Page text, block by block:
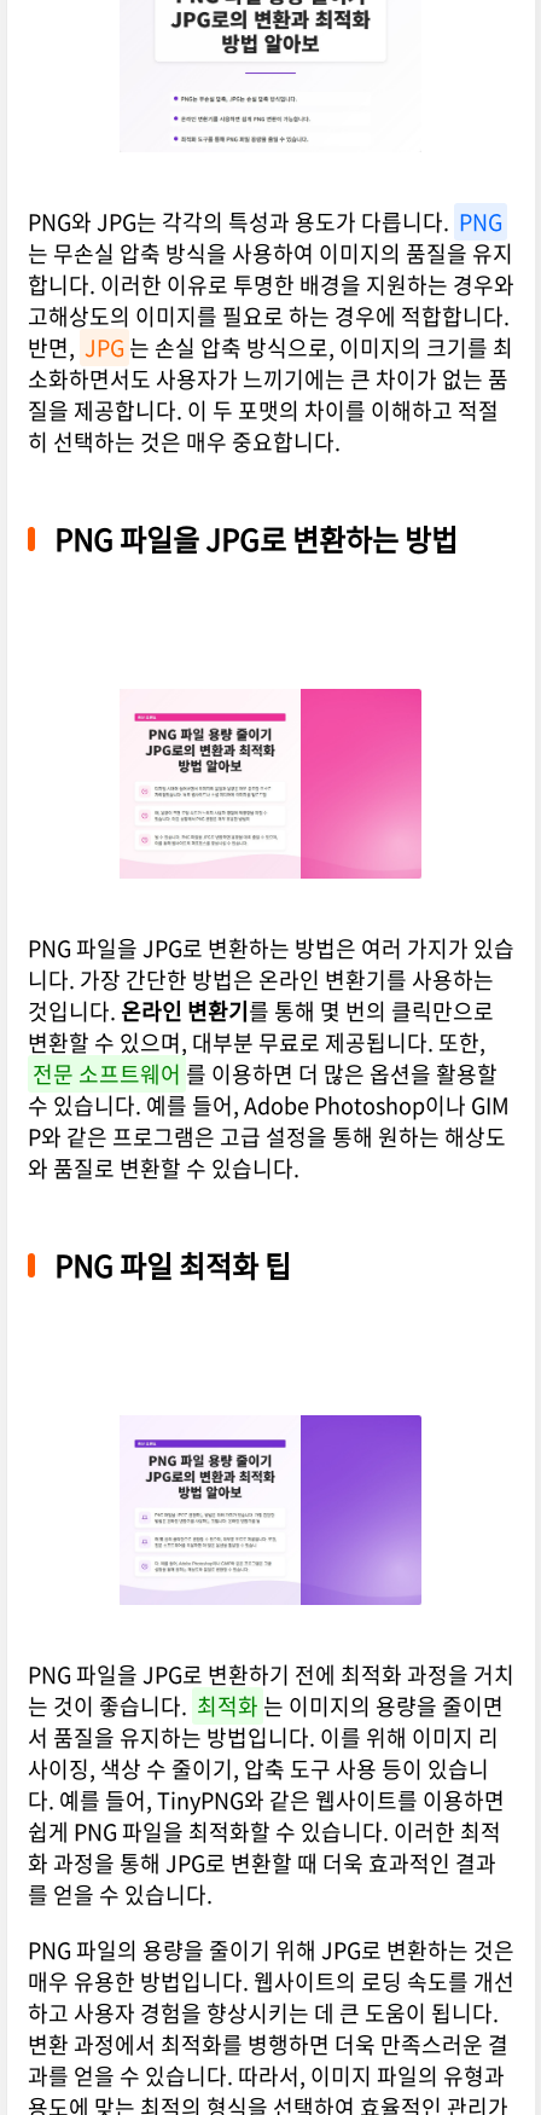
PNG와 JPG는 각각의 특성과 용도가 다릅니다. PNG
는 무손실 압축 방식을 사용하여 이미지의 품질을 유지
합니다. 이러한 이유로 투명한 배경을 지원하는 경우와
고해상도의 이미지를 필요로 하는 경우에 적합합니다.
반면, JPG 는 손실 압축 방식으로, 이미지의 크기를 최
소화하면서도 사용자가 느끼기에는 큰 차이가 없는 품
질을 제공합니다. 이 두 포맷의 차이를 이해하고 적절
히 선택하는 것은 매우 중요합니다.
PNG 파일을 JPG로 변환하는 방법
PNG 파일을 JPG로 변환하는 방법은 여러 가지가 있습
니다. 가장 간단한 방법은 온라인 변환기를 사용하는
것입니다. 온라인 변환기를 통해 몇 번의 클릭만으로
변환할 수 있으며, 대부분 무료로 제공됩니다. 또한,
전문 소프트웨어 를 이용하면 더 많은 옵션을 활용할
수 있습니다. 예를 들어, Adobe Photoshop이나 GIM
P와 같은 프로그램은 고급 설정을 통해 원하는 해상도
와 품질로 변환할 수 있습니다.
PNG 파일 최적화 팁
PNG 파일을 JPG로 변환하기 전에 최적화 과정을 거치
는 것이 좋습니다. 최적화 는 이미지의 용량을 줄이면
서 품질을 유지하는 방법입니다. 이를 위해 이미지 리
사이징, 색상 수 줄이기, 압축 도구 사용 등이 있습니
다. 예를 들어, TinyPNG와 같은 웹사이트를 이용하면
쉽게 PNG 파일을 최적화할 수 있습니다. 이러한 최적
화 과정을 통해 JPG로 변환할 때 더욱 효과적인 결과
를 얻을 수 있습니다.
PNG 파일의 용량을 줄이기 위해 JPG로 변환하는 것은
매우 유용한 방법입니다. 웹사이트의 로딩 속도를 개선
하고 사용자 경험을 향상시키는 데 큰 도움이 됩니다.
변환 과정에서 최적화를 병행하면 더욱 만족스러운 결
과를 얻을 수 있습니다. 따라서, 이미지 파일의 유형과
용도에 맞는 최적의 형식을 선택하여 효율적인 관리가